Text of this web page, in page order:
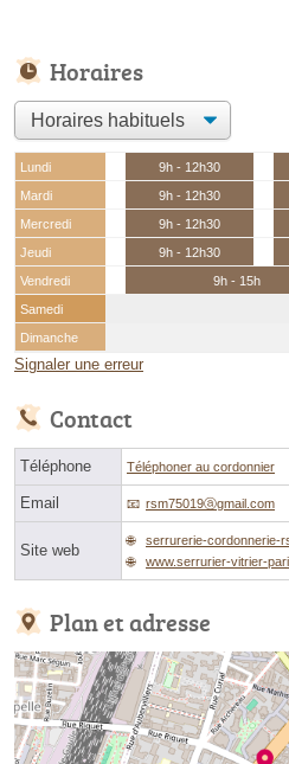
Horaires
Lundi 9h - 12h30
Mardi
9h - 12h30
Mercredi
9h - 12h30
Jeudi
9h - 12h30
Vendredi
9h - 15h
Samedi
Dimanche
Signaler une erreur
Contact
Téléphone Téléphoner au cordonnier
Email rsm75019ⓐgmail.com
Site web
serrurerie-cordonnerie-
www.serrurier-vitrier-
Plan et adresse